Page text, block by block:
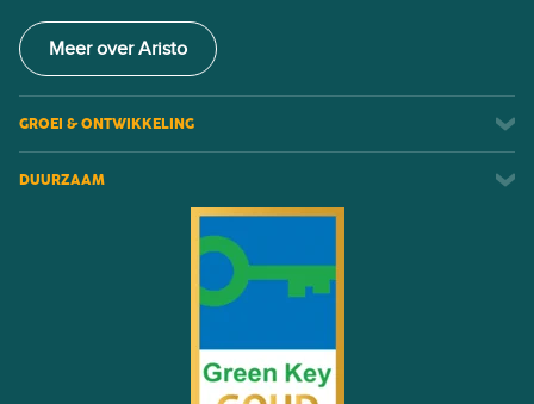
Meer over Aristo
GROEI & ONTWIKKELING
DUURZAAM